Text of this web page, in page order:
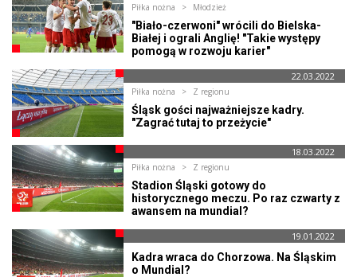
Piłka nożna Młodzież
"Biało-czerwoni" wrócili do Bielska-
Białej i ograli Anglię! "Takie występy
pomogą w rozwoju karier"
22.03.2022
Piłka nożna Z regionu
Śląsk gości najważniejsze kadry.
"Zagrać tutaj to przeżycie"
18.03.2022
Piłka nożna Z regionu
Stadion Śląski gotowy do
historycznego meczu. Po raz czwarty z
awansem na mundial?
19.01.2022
Kadra wraca do Chorzowa. Na Śląskim
o Mundial?